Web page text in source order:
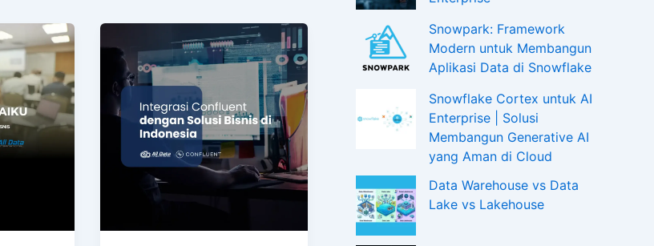
Snowpark: Framework
Modern untuk Membangun
Aplikasi Data di Snowflake
Snowflake Cortex untuk AI
Enterprise | Solusi
Membangun Generative AI
yang Aman di Cloud
Data Warehouse vs Data
Lake vs Lakehouse